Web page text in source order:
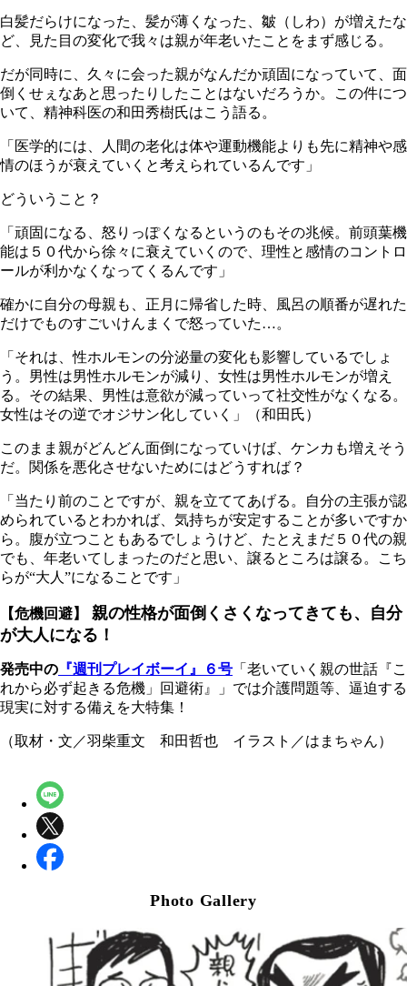
白髪だらけになった、髪が薄くなった、皺（しわ）が増えたな
ど、見た目の変化で我々は親が年老いたことをまず感じる。
だが同時に、久々に会った親がなんだか頑固になっていて、面
倒くせぇなあと思ったりしたことはないだろうか。この件につ
いて、精神科医の和田秀樹氏はこう語る。
「医学的には、人間の老化は体や運動機能よりも先に精神や感
情のほうが衰えていくと考えられているんです」
どういうこと？
「頑固になる、怒りっぽくなるというのもその兆候。前頭葉機
能は５０代から徐々に衰えていくので、理性と感情のコントロ
ールが利かなくなってくるんです」
確かに自分の母親も、正月に帰省した時、風呂の順番が遅れた
だけでものすごいけんまくで怒っていた…。
「それは、性ホルモンの分泌量の変化も影響しているでしょ
う。男性は男性ホルモンが減り、女性は男性ホルモンが増え
る。その結果、男性は意欲が減っていって社交性がなくなる。
女性はその逆でオジサン化していく」（和田氏）
このまま親がどんどん面倒になっていけば、ケンカも増えそう
だ。関係を悪化させないためにはどうすれば？
「当たり前のことですが、親を立ててあげる。自分の主張が認
められているとわかれば、気持ちが安定することが多いですか
ら。腹が立つこともあるでしょうけど、たとえまだ５０代の親
でも、年老いてしまったのだと思い、譲るところは譲る。こち
らが“大人”になることです」
【危機回避】
親の性格が面倒くさくなってきても、自分
が大人になる！
発売中の 『週刊プレイボーイ』６号 「老いていく親の世話『こ
れから必ず起きる危機」回避術』」では介護問題等、逼迫する
現実に対する備えを大特集！
（取材・文／羽柴重文 和田哲也 イラスト／はまちゃん）
Photo Gallery